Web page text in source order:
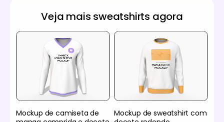
Veja mais sweatshirts agora
Mockup de camiseta de
Mockup de sweatshirt com